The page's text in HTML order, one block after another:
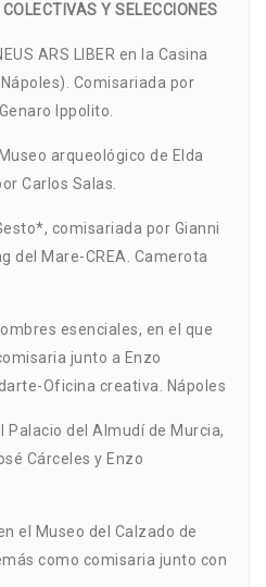
Y SELECCIONES
ARS LIBER en la Casina
Comisariada por
Ippolito.
arqueológico de Elda
Carlos Salas.
comisariada por Gianni
del Mare-CREA. Camerota
esenciales, en el que
junto a Enzo
Oficina creativa. Nápoles
Palacio del Almudí de Murcia,
Cárceles y Enzo
el Museo del Calzado de
como comisaria junto con